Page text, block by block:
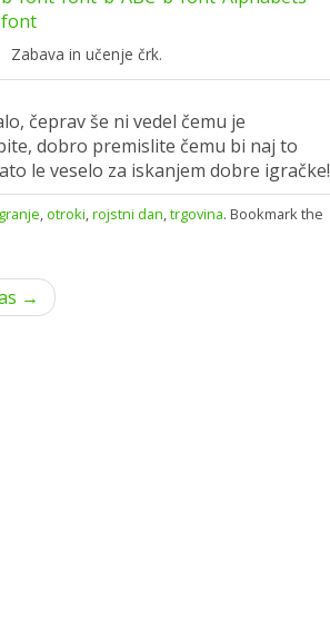
Zabava in učenje črk.
čeprav še ni vedel čemu je
dobro premislite čemu bi naj to
le veselo za iskanjem dobre igračke!
,otroki,rojstni dan,trgovina. Bookmark the
→